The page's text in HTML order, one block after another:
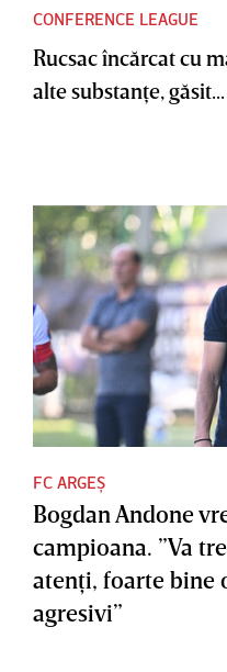
CONFERENCE LEAGUE
Rucsac încărcat cu
alte substanţe, găsit...
FC ARGEȘ
Bogdan Andone
campioana. ”Va
atenţi, foarte bine
agresivi”